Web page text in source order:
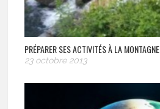
PRÉPARER SES ACTIVITÉS À LA MONTAGNE
23 octobre 2013